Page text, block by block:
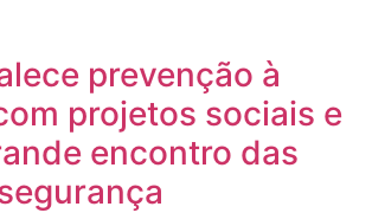
prevenção à
projetos sociais e
encontro das